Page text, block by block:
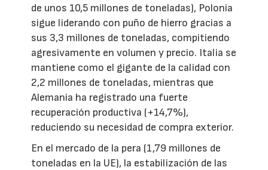
de unos 10,5 millones de toneladas), Polonia
sigue liderando con puño de hierro gracias a
sus 3,3 millones de toneladas, compitiendo
agresivamente en volumen y precio. Italia se
mantiene como el gigante de la calidad con
2,2 millones de toneladas, mientras que
Alemania ha registrado una fuerte
recuperación productiva (+14,7%),
reduciendo su necesidad de compra exterior.
En el mercado de la pera (1,79 millones de
toneladas en la UE), la estabilización de las